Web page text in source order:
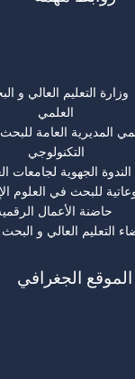
وزارة التعليم العالي و
العلمي
المديرية العامة
التكنولوجي
الندوة الجهوية لجامعات
للبحث في العلوم
حاضنة الأعمال
التعليم العالي و
الموقع الجغرافي